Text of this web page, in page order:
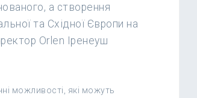
а створення
та Східної Європи на
Orlen Іренеуш
можливості, які можуть